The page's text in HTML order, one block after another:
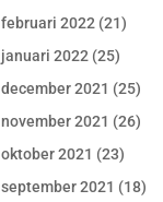
februari 2022 (21)
januari 2022 (25)
december 2021 (25)
november 2021 (26)
oktober 2021 (23)
september 2021 (18)